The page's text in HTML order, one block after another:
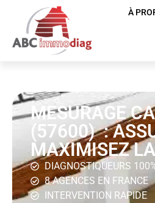
À
MESURAGE
(57600) :
MAXIMISEZ
DIAGNOSTIQUEURS
8 AGENCES EN FRANCE
INTERVENTION RAPIDE